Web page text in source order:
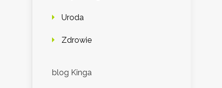
Uroda
Zdrowie
blog Kinga